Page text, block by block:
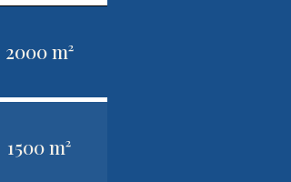
2000 m²
1500 m²